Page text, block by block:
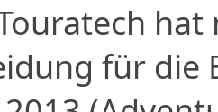
hat
für die